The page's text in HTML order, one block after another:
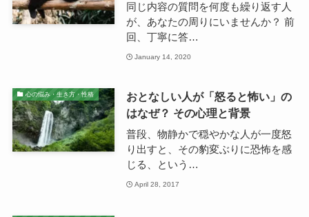
同じ内容の質問を何度も繰り返す人
が、あなたの周りにいませんか？ 前
回、丁寧に答…
January 14, 2020
心の悩み・生き方・性格
おとなしい人が「怒ると怖い」の
はなぜ？ その心理と背景
普段、物静かで穏やかな人が一度怒
り出すと、その豹変ぶりに恐怖を感
じる、という…
April 28, 2017